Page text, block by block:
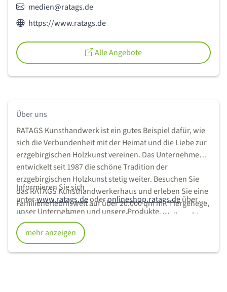
E-Mail:medien@ratags.de
Webseite des Anbieters:
https://www.ratags.de
Alle Angebote
Über uns
RATAGS Kunsthandwerk ist ein gutes Beispiel dafür, wie
sich die Verbundenheit mit der Heimat und die Liebe zur
erzgebirgischen Holzkunst vereinen. Das Unternehmen
entwickelt seit 1987 die schöne Tradition der
erzgebirgischen Holzkunst stetig weiter. Besuchen Sie
das RATAGS Kunsthandwerkerhaus und erleben Sie eine
Familienerlebniswelt auf über 20.000 qm mit Tiergehege,
Märchenwald, Riesenpyramide, Spielplatz, Weihnachts-
und Frühlingshaus, Bastel- und Spielzeugladen. In der
Schauwerkstatt können Sie erleben, wie filigrane
erzgebirgische Holzkunst hergestellt wird.
Informieren Sie sich
unterwww.ratags.deoderonlineshop.ratags.deüber
unser Unternehmen und unsere Produkte.
mehr anzeigen